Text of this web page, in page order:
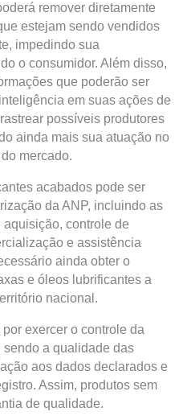
remover diretamente
estejam sendo vendidos
impedindo sua
o consumidor. Além disso,
que poderão ser
em suas ações de
possíveis produtores
ainda mais sua atuação no
mercado.
acabados pode ser
da ANP, incluindo as
controle de
e assistência
ainda obter o
e óleos lubrificantes a
nacional.
exercer o controle da
a qualidade das
aos dados declarados e
Assim, produtos sem
de qualidade.